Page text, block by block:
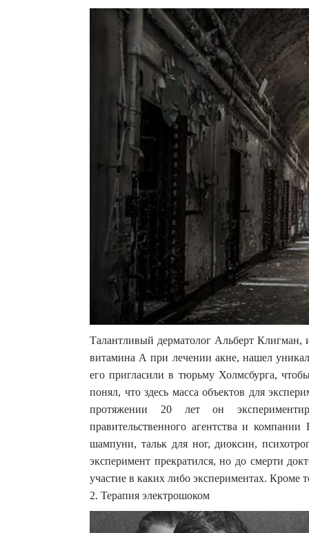
Талантливый дерматолог Альберт
витамина А при лечении акне, нашел
его пригласили в тюрьму Холмсбурга,
понял, что здесь масса объектов для
протяжении 20 лет он
правительственного агентства и
шампуни, тальк для ног, диоксин,
эксперимент прекратился, но до смерти
участие в каких либо экспериментах. Кроме
2. Терапия электрошоком